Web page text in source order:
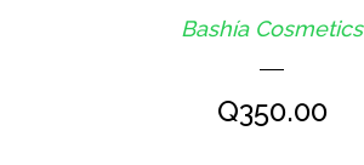
CURSOS/TALLERES
Bashía Cosmetics
PRECIO
Q350.00